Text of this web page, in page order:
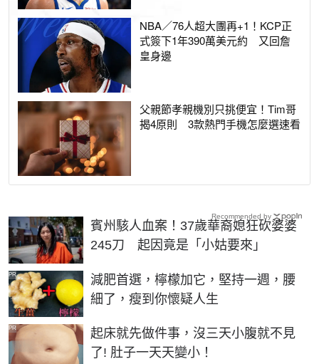
NBA／76人超大團再+1！KCP正
式簽下1年390萬美元約 又回詹
皇身邊
父親節孝親機別只挑便宜！Tim哥
揭4原則 3款熱門手機怎麼選速看
賓州駭人血案！37歲華裔媳狂砍婆婆
245刀 起因竟是「小姑要來」
減肥首選，檸檬加它，堅持一週，腰
細了，瘦到你懷疑人生
PR
起床就先做件事，沒三天小腹就不見
了! 肚子一天天變小！
PR
Recommended by